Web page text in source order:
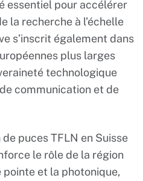
essentiel pour accélérer
la recherche à l’échelle
s’inscrit également dans
plus larges
technologique
communication et de
puces TFLN en Suisse
le rôle de la région
et la photonique,